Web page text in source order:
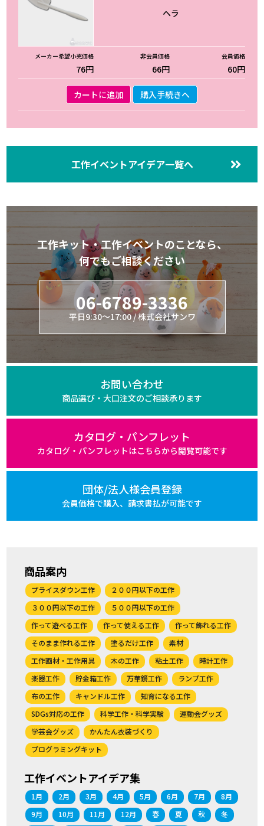
ヘラ
76円 66円 60円
カートに追加 購入手続きへ
工作イベントアイデア一覧へ
工作キット・工作イベントのことなら、
何でもご相談ください
06-6789-3336
平日9:30～17:00 / 株式会社サンワ
お問い合わせ
商品選び・大口注文のご相談承ります
カタログ・パンフレット
カタログ・パンフレットはこちらから閲覧可能です
団体/法人様会員登録
会員価格で購入、 請求書払が可能です
商品案内
プライスダウン工作
２００円以下の工作
３００円以下の工作
５００円以下の工作
作って遊べる工作
作って使える工作
作って飾れる工作
そのまま作れる工作
塗るだけ工作
素材
工作画材・工作用具
木の工作 粘土工作
時計工作
楽器工作
貯金箱工作 万華鏡工作
ランプ工作
布の工作
キャンドル工作
知育になる工作
SDGs対応の工作
科学工作・科学実験
運動会グッズ
学芸会グッズ
かんたん衣装づくり
プログラミングキット
工作イベントアイデア集
1月 2月 3月 4月 5月 6月 7月
8月
9月
10月 11月 12月 春 夏 秋
冬